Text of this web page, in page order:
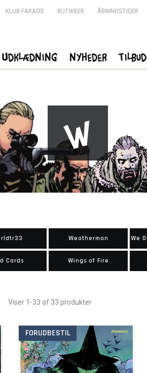
W
Weatherman
Cards Wings of Fire
Viser 1-33 af 33 produkter
FORUDBESTIL
KLUB FARAOS BUTIKKER ÅBNINGSTIDER
Udklædning Nyheder Tilbud